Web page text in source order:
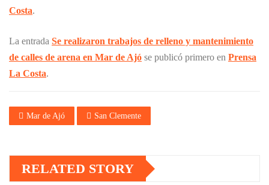
Costa.
La entrada Se realizaron trabajos de relleno y mantenimiento
de calles de arena en Mar de Ajó se publicó primero en Prensa
La Costa.
Mar de Ajó San Clemente
RELATED STORY